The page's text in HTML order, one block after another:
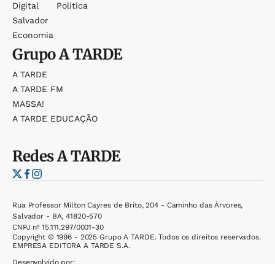
Digital
Salvador
Economia
Política
GrupoA TARDE
A TARDE
A TARDE FM
MASSA!
A TARDE EDUCAÇÃO
RedesA TARDE
Rua Professor Milton Cayres de Brito, 204 - Caminho das Árvores,
Salvador - BA, 41820-570
CNPJ nº 15.111.297/0001-30
Copyright © 1996 - 2025 Grupo A TARDE. Todos os direitos reservados.
EMPRESA EDITORA A TARDE S.A.
Desenvolvido por: